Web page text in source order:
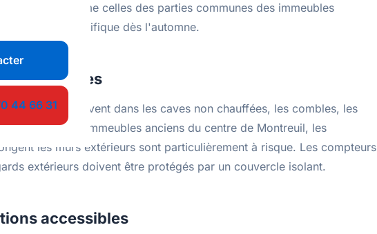
44 66 31
maisons comme celles des parties communes des immeubles
spécifique dès l'automne.
vulnérables
au gel se trouvent dans les caves non chauffées, les combles, les
Dans les immeubles anciens du centre de Montreuil, les
les murs extérieurs sont particulièrement à risque. Les compteurs
extérieurs doivent être protégés par un couvercle isolant.
accessibles